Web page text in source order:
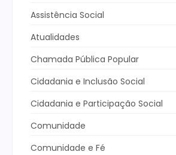
Assistência Social
Atualidades
Chamada Pública Popular
Cidadania e Inclusão Social
Cidadania e Participação Social
Comunidade
Comunidade e Fé